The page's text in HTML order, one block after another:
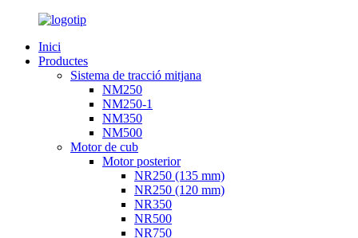
Inici
Productes
Sistema de tracció mitjana
NM250
NM250-1
NM350
NM500
Motor de cub
Motor posterior
NR250 (135 mm)
NR250 (120 mm)
NR350
NR500
NR750